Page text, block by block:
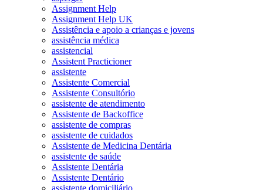
Assignment Help
Assignment Help UK
Assistência e apoio a crianças e jovens
assistência médica
assistencial
Assistent Practicioner
assistente
Assistente Comercial
Assistente Consultório
assistente de atendimento
Assistente de Backoffice
assistente de compras
assistente de cuidados
Assistente de Medicina Dentária
assistente de saúde
Assistente Dentária
Assistente Dentário
assistente domiciliário